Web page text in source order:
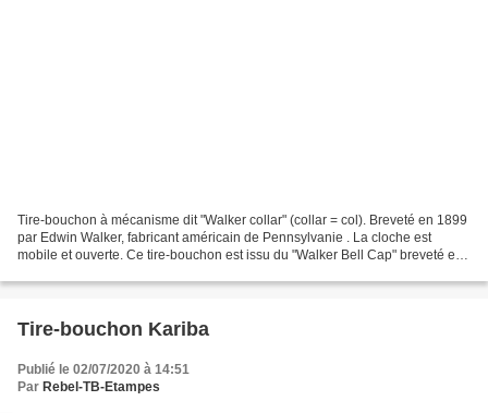
Tire-bouchon à mécanisme dit "Walker collar" (collar = col). Breveté en 1899
par Edwin Walker, fabricant américain de Pennsylvanie . La cloche est
mobile et ouverte. Ce tire-bouchon est issu du "Walker Bell Cap" breveté en
Tire-bouchon Kariba
Publié le 02/07/2020 à 14:51
Par Rebel-TB-Etampes